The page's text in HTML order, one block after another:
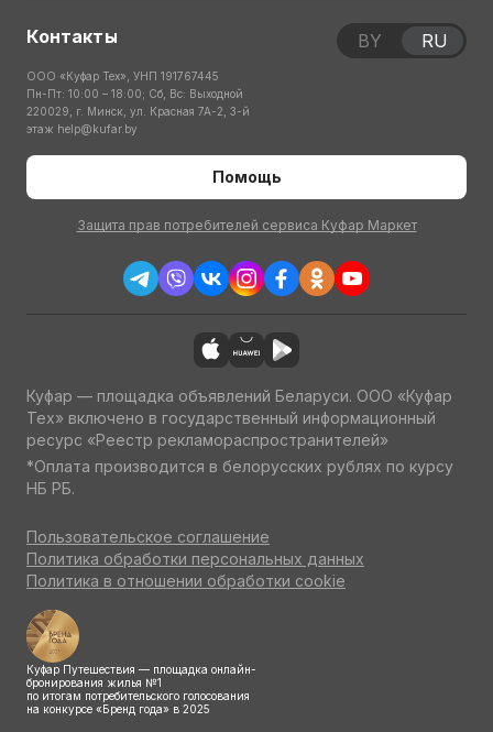
Контакты
ООО «Куфар Тех», УНП 191767445
Пн-Пт: 10:00 – 18:00; Сб, Вс: Выходной
220029, г. Минск, ул. Красная 7А-2, 3-й
этаж help@kufar.by
Помощь
Защита прав потребителей сервиса Куфар Маркет
BY RU
Куфар — площадка объявлений Беларуси. ООО «Куфар
Тех» включено в государственный информационный
ресурс «Реестр рекламораспространителей»
*Оплата производится в белорусских рублях по курсу
НБ РБ.
Пользовательское соглашение
Политика обработки персональных данных
Политика в отношении обработки cookie
Куфар Путешествия — площадка онлайн-
бронирования жилья №1
по итогам потребительского голосования
на конкурсе «Бренд года» в 2025